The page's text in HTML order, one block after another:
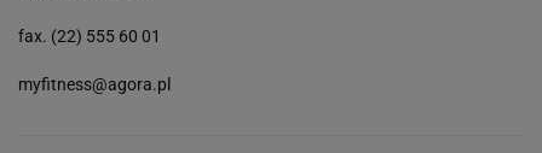
fax. (22) 555 60 01
myfitness@agora.pl